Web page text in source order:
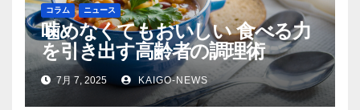
コラム ニュース
噛めなくてもおいしい 食べる力
を引き出す高齢者の調理術
7月 7, 2025 KAIGO-NEWS